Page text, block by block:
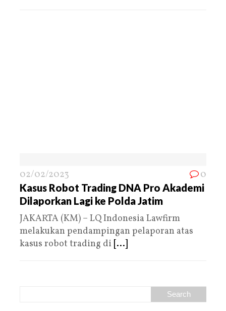
02/02/2023 0
Kasus Robot Trading DNA Pro Akademi
Dilaporkan Lagi ke Polda Jatim
JAKARTA (KM) – LQ Indonesia Lawfirm
melakukan pendampingan pelaporan atas
kasus robot trading di [...]